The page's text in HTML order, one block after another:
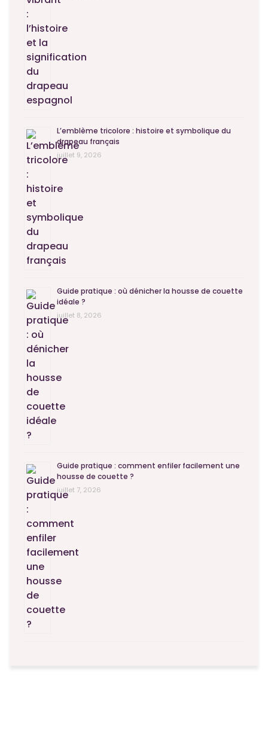
L’emblème tricolore : histoire et symbolique du
drapeau français
juillet 9, 2026
Guide pratique : où dénicher la housse de couette
idéale ?
juillet 8, 2026
Guide pratique : comment enfiler facilement une
housse de couette ?
juillet 7, 2026